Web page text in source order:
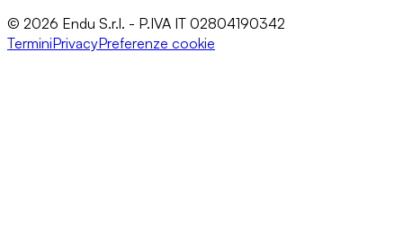
© 2026 Endu S.r.l. - P.IVA IT 02804190342
TerminiPrivacyPreferenze cookie